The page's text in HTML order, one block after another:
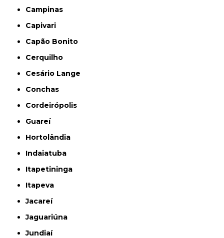
Campinas
Capivari
Capão Bonito
Cerquilho
Cesário Lange
Conchas
Cordeirópolis
Guareí
Hortolândia
Indaiatuba
Itapetininga
Itapeva
Jacareí
Jaguariúna
Jundiaí